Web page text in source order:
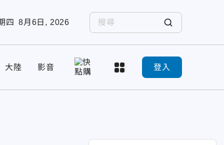
四 8月6日, 2026
大陸 影音 登入